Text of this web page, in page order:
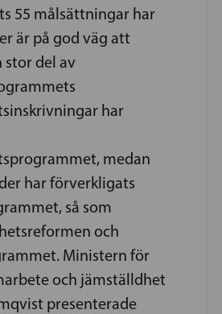
55 målsättningar har
är på god väg att
stor del av
har
medan
har förverkligats
så som
och
Ministern för
och jämställdhet
presenterade